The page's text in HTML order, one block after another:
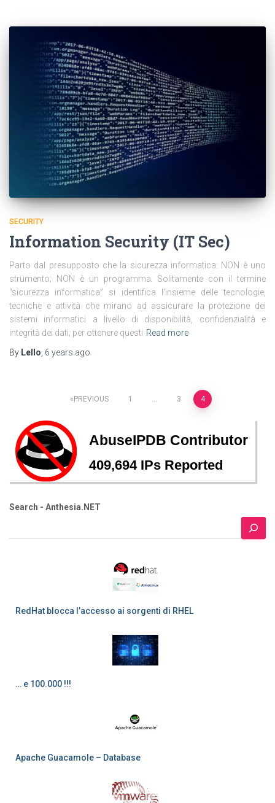
SECURITY
Information Security (IT Sec)
Parto dal presupposto che la sicurezza informatica: NON è uno
strumento; NON è un programma. Solitamente con il termine
“sicurezza informatica” si identifica l’insieme delle tecnologie,
tecniche e attività che mirano ad assicurare la protezione dei
sistemi informatici a livello di disponibilità, confidenzialità e
integrità dei dati; per ottenere questi Read more
By Lello 6 years ago
pagination
PREVIOUS 1 3 4
Search - Anthesia.NET
RedHat blocca l’accesso ai sorgenti di RHEL
… e 100.000 !!!
Apache Guacamole – Database